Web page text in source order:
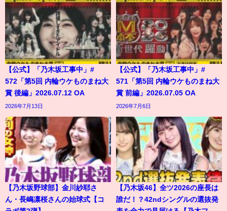
【公式】「乃木坂工事中」#
572「第5回 内輪ウケものまね大
賞 後編」2026.07.12 OA
2026年7月13日
【公式】「乃木坂工事中」#
571「第5回 内輪ウケものまね大
賞 前編」2026.07.05 OA
2026年7月6日
【乃木坂野球部】金川紗耶さ
ん・長嶋凛桜さんの始球式【コ
【乃木坂46】全ツ2026の座長は
誰だ！？42ndシングルの選抜発